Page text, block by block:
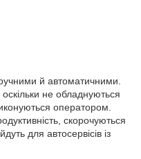
й автоматичними.
не обладнуються
оператором.
скорочуються
для автосервісів із